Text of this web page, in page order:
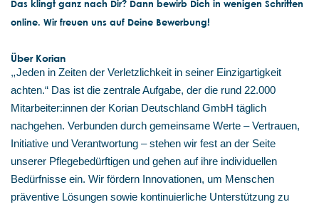
Das klingt ganz nach Dir? Dann bewirb Dich in wenigen Schritten
online. Wir freuen uns auf Deine Bewerbung!
Über Korian
„Jeden in Zeiten der Verletzlichkeit in seiner Einzigartigkeit
achten.“ Das ist die zentrale Aufgabe, der die rund 22.000
Mitarbeiter:innen der Korian Deutschland GmbH täglich
nachgehen. Verbunden durch gemeinsame Werte – Vertrauen,
Initiative und Verantwortung – stehen wir fest an der Seite
unserer Pflegebedürftigen und gehen auf ihre individuellen
Bedürfnisse ein. Wir fördern Innovationen, um Menschen
präventive Lösungen sowie kontinuierliche Unterstützung zu